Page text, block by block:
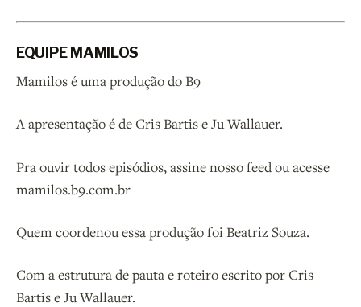
EQUIPE MAMILOS
Mamilos é uma produção do B9
A apresentação é de Cris Bartis e Ju Wallauer.
Pra ouvir todos episódios, assine nosso feed ou acesse
mamilos.b9.com.br
Quem coordenou essa produção foi Beatriz Souza.
Com a estrutura de pauta e roteiro escrito por Cris
Bartis e Ju Wallauer.